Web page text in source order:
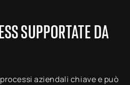
SUPPORTATE DA
aziendali chiave e può